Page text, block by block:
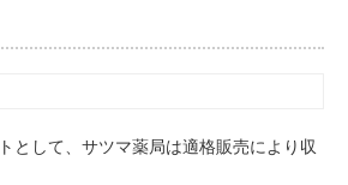
として、サツマ薬局は適格販売により収